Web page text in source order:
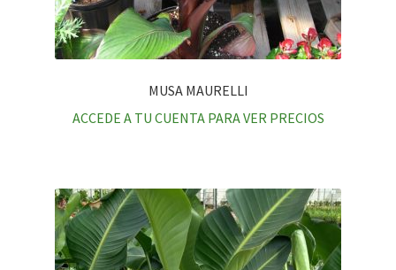
MUSA MAURELLI
ACCEDE A TU CUENTA PARA VER PRECIOS